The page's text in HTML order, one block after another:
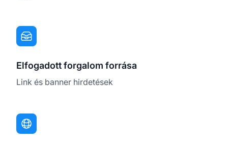
Elfogadott forgalom forrása
Link és banner hirdetések